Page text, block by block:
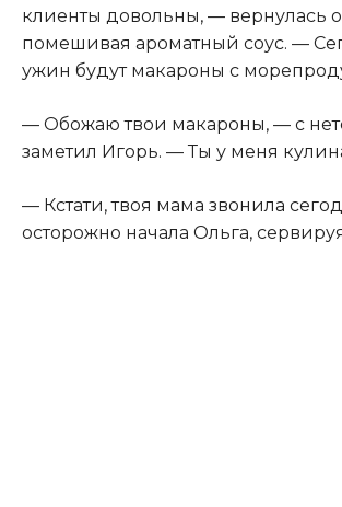
клиенты довольны, — вернулась
помешивая ароматный соус. —
ужин будут макароны с
— Обожаю твои макароны, — с
заметил Игорь. — Ты у меня
— Кстати, твоя мама звонила
осторожно начала Ольга,